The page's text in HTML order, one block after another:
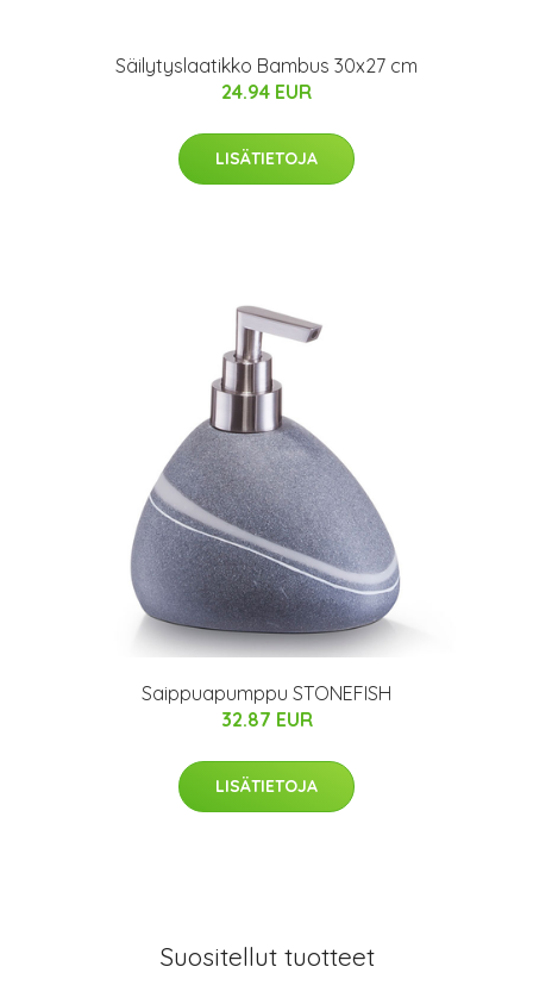
Säilytyslaatikko Bambus 30x27 cm
24.94 EUR
LISÄTIETOJA
Saippuapumppu STONEFISH
32.87 EUR
LISÄTIETOJA
Suositellut tuotteet